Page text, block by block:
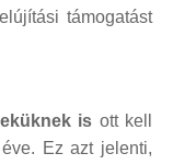
támogatást
is ott kell
Ez azt jelenti,